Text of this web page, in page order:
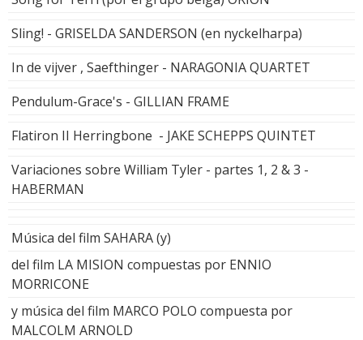
Sling! - GRISELDA SANDERSON (en nyckelharpa)
In de vijver , Saefthinger - NARAGONIA QUARTET
Pendulum-Grace's - GILLIAN FRAME
Flatiron II Herringbone - JAKE SCHEPPS QUINTET
Variaciones sobre William Tyler - partes 1, 2 & 3 -
HABERMAN
Música del film SAHARA (y)
del film LA MISION compuestas por ENNIO
MORRICONE
y música del film MARCO POLO compuesta por
MALCOLM ARNOLD